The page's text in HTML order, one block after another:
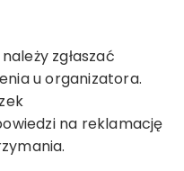
zgłaszać
u organizatora.
na reklamację